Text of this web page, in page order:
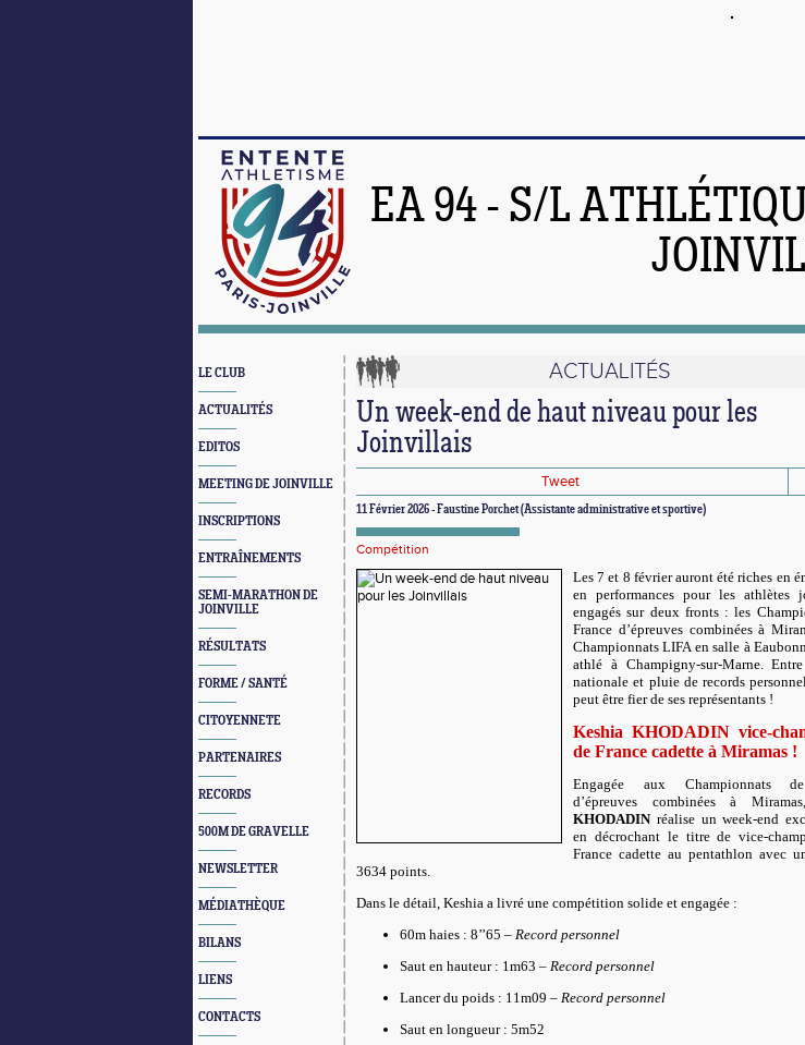
EA 94 - S/L
LE CLUB
ACTUALITÉS
EDITOS
MEETING DE JOINVILLE
INSCRIPTIONS
ENTRAÎNEMENTS
SEMI-MARATHON DE
JOINVILLE
RÉSULTATS
FORME / SANTÉ
CITOYENNETE
PARTENAIRES
RECORDS
500M DE GRAVELLE
NEWSLETTER
MÉDIATHÈQUE
BILANS
LIENS
CONTACTS
ACTUALITÉS
Un week-end de haut niveau pour les
Joinvillais
Tweet
11 Février 2026 - Faustine Porchet (Assistante administrative et sportive)
Compétition
Les 7 et 8 février auront été riches en
en performances pour les athlètes
engagés sur deux fronts : les
France d’épreuves combinées à
Championnats LIFA en salle à
athlé à Champigny-sur-Marne.
nationale et pluie de records
peut être fier de ses représentants !
Keshia KHODADIN vice-
de France cadette à Miramas !
Engagée aux Championnats
d’épreuves combinées à
KHODADIN réalise un week-end
en décrochant le titre device-
France cadette au pentathlon avec
3634 points
Dans le détail, Keshia a livré une compétition solide et engagée :
60m haies : 8’’65 – Record personnel
Saut en hauteur : 1m63 – Record personnel
Lancer du poids : 11m09 – Record personnel
Saut en longueur : 5m52